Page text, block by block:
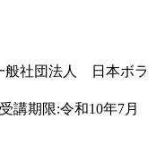
般社団法人 日本ボラ
講期限:令和10年7月